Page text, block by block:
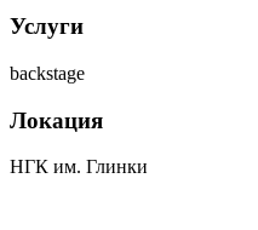
Услуги
backstage
Локация
НГК им. Глинки